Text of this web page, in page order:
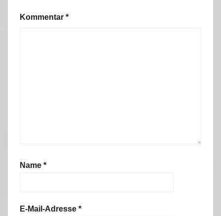
Kommentar *
Name *
E-Mail-Adresse *